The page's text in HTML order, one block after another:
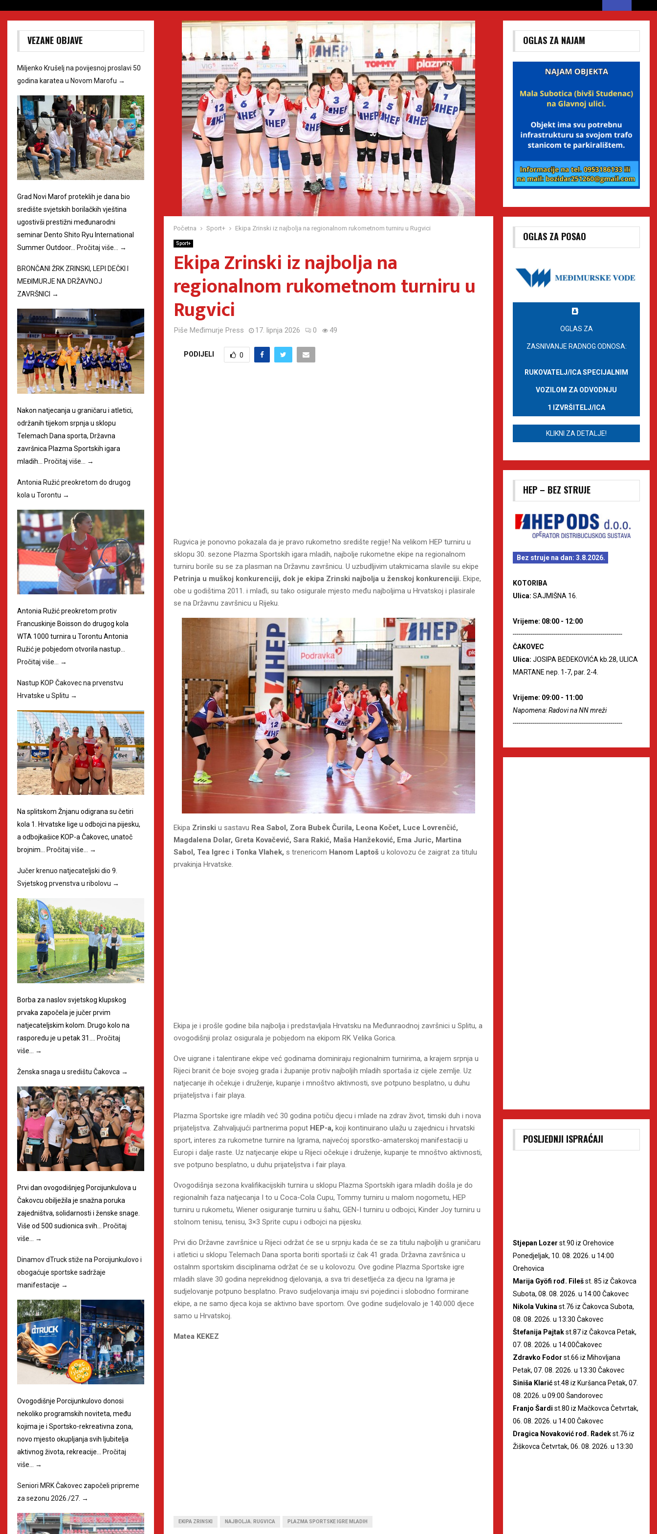
Početna Sport+ Ekipa Zrinski iz najbolja na regionalnom rukometnom turniru u Rugvici
Sport+
Ekipa Zrinski iz najbolja na
regionalnom rukometnom turniru u
Rugvici
Piše Međimurje Press 17. lipnja 2026 0 49
PODIJELI 0
Rugvica je ponovno pokazala da je pravo rukometno središte regije! Na velikom HEP turniru u
sklopu 30. sezone Plazma Sportskih igara mladih, najbolje rukometne ekipe na regionalnom
turniru borile su se za plasman na Državnu završnicu. U uzbudljivim utakmicama slavile su ekipe
Petrinja u muškoj konkurenciji, dok je ekipa Zrinski najbolja u ženskoj konkurenciji. Ekipe,
obe u godištima 2011. i mlađi, su tako osigurale mjesto među najboljima u Hrvatskoj i plasirale
se na Državnu završnicu u Rijeku.
Ekipa Zrinski u sastavu Rea Sabol, Zora Bubek Čurila, Leona Kočet, Luce Lovrenčić,
Magdalena Dolar, Greta Kovačević, Sara Rakić, Maša Hanžeković, Ema Juric, Martina
Sabol, Tea Igrec i Tonka Vlahek, s trenericom Hanom Laptoš u kolovozu će zaigrat za titulu
prvakinja Hrvatske.
Ekipa je i prošle godine bila najbolja i predstavljala Hrvatsku na Međunraodnoj završnici u Splitu, a
ovogodišnji prolaz osigurala je pobjedom na ekipom RK Velika Gorica.
Ove uigrane i talentirane ekipe već godinama dominiraju regionalnim turnirima, a krajem srpnja u
Rijeci branit će boje svojeg grada i županije protiv najboljih mladih sportaša iz cijele zemlje. Uz
natjecanje ih očekuje i druženje, kupanje i mnoštvo aktivnosti, sve potpuno besplatno, u duhu
prijateljstva i fair playa.
Plazma Sportske igre mladih već 30 godina potiču djecu i mlade na zdrav život, timski duh i nova
prijateljstva. Zahvaljujući partnerima poput HEP-a, koji kontinuirano ulažu u zajednicu i hrvatski
sport, interes za rukometne turnire na Igrama, najvećoj sporstko-amaterskoj manifestaciji u
Europi i dalje raste. Uz natjecanje ekipe u Rijeci očekuje i druženje, kupanje te mnoštvo aktivnosti,
sve potpuno besplatno, u duhu prijateljstva i fair playa.
Ovogodišnja sezona kvalifikacijskih turnira u sklopu Plazma Sportskih igara mladih došla je do
regionalnih faza natjecanja I to u Coca-Cola Cupu, Tommy turniru u malom nogometu, HEP
turniru u rukometu, Wiener osiguranje turniru u šahu, GEN-I turniru u odbojci, Kinder Joy turniru u
stolnom tenisu, tenisu, 3×3 Sprite cupu i odbojci na pijesku.
Prvi dio Državne završnice u Rijeci održat će se u srpnju kada će se za titulu najboljih u graničaru
i atletici u sklopu Telemach Dana sporta boriti sportaši iz čak 41 grada. Državna završnica u
ostalnm sportskim disciplinama održat će se u kolovozu. Ove godine Plazma Sportske igre
mladih slave 30 godina neprekidnog djelovanja, a sva tri desetljeća za djecu na Igrama je
sudjelovanje potpuno besplatno. Pravo sudjelovanja imaju svi pojedinci i slobodno formirane
ekipe, a ne samo djeca koja se aktivno bave sportom. Ove godine sudjelovalo je 140.000 djece
samo u Hrvatskoj.
Matea KEKEZ
EKIPA ZRINSKI NAJBOLJA. RUGVICA PLAZMA SPORTSKE IGRE MLADIH
VEZANE OBJAVE
Miljenko Krušelj na povijesnoj proslavi 50
godina karatea u Novom Marofu →
Grad Novi Marof proteklih je dana bio
središte svjetskih borilačkih vještina
ugostivši prestižni međunarodni
seminar Dento Shito Ryu International
Summer Outdoor… Pročitaj više… →
BRONČANI ŽRK ZRINSKI, LEPI DEČKI I
MEĐIMURJE NA DRŽAVNOJ
ZAVRŠNICI →
Nakon natjecanja u graničaru i atletici,
održanih tijekom srpnja u sklopu
Telemach Dana sporta, Državna
završnica Plazma Sportskih igara
mladih…
Pročitaj više… →
Antonia Ružić preokretom do drugog
kola u Torontu →
Antonia Ružić preokretom protiv
Francuskinje Boisson do drugog kola
WTA 1000 turnira u Torontu Antonia
Ružić je pobjedom otvorila nastup…
Pročitaj više…
→
Nastup KOP Čakovec na prvenstvu
Hrvatske u Splitu →
Na splitskom Žnjanu odigrana su četiri
kola 1. Hrvatske lige u odbojci na pijesku,
a odbojkašice KOP-a Čakovec, unatoč
brojnim… Pročitaj više… →
Jučer krenuo natjecateljski dio 9.
Svjetskog prvenstva u ribolovu →
Borba za naslov svjetskog klupskog
prvaka započela je jučer prvim
natjecateljskim kolom. Drugo kolo na
rasporedu je u petak 31.… Pročitaj
više…
→
Ženska snaga u središtu Čakovca →
Prvi dan ovogodišnjeg Porcijunkulova u
Čakovcu obilježila je snažna poruka
zajedništva, solidarnosti i ženske snage.
Više od 500 sudionica svih…
Pročitaj
više…
→
Dinamov dTruck stiže na Porcijunkulovo i
obogaćuje sportske sadržaje
manifestacije →
Ovogodišnje Porcijunkulovo donosi
nekoliko programskih noviteta, među
kojima je i Sportsko-rekreativna zona,
novo mjesto okupljanja svih ljubitelja
aktivnog života, rekreacije…
Pročitaj
više…
→
Seniori MRK Čakovec započeli pripreme
za sezonu 2026./27. →
OGLAS ZA NAJAM
OGLAS ZA POSAO
OGLAS ZA
ZASNIVANJE RADNOG ODNOSA:
RUKOVATELJ/ICA SPECIJALNIM
VOZILOM ZA ODVODNJU
1 IZVRŠITELJ/ICA
KLIKNI ZA DETALJE!
HEP – BEZ STRUJE
Bez struje na dan: 3.8.2026.
KOTORIBA
Ulica: SAJMIŠNA 16.
Vrijeme: 08:00 - 12:00
--------------------------------------------------------
ČAKOVEC
Ulica: JOSIPA BEDEKOVIĆA kb.28, ULICA
MARTANE nep. 1-7, par. 2-4.
Vrijeme: 09:00 - 11:00
Napomena: Radovi na NN mreži
--------------------------------------------------------
POSLJEDNJI ISPRAĆAJI
Stjepan Lozer st.90 iz Orehovice
Ponedjeljak, 10. 08. 2026. u 14:00
Orehovica
Marija Gyöfi rođ. Filešst. 85 iz Čakovca
Subota, 08. 08. 2026. u 14:00 Čakovec
Nikola Vukina st.76 iz Čakovca Subota,
08. 08. 2026. u 13:30 Čakovec
Štefanija Pajtakst.87 iz Čakovca Petak,
07. 08. 2026. u 14:00Čakovec
Zdravko Fodor st.66 iz Mihovljana
Petak, 07. 08. 2026. u 13:30 Čakovec
Siniša Klarićst.48 iz Kuršanca Petak, 07.
08. 2026. u 09:00 Šandorovec
Franjo Šardi st.80 iz Mačkovca Četvrtak,
06. 08. 2026. u 14:00 Čakovec
Dragica Novaković rođ. Radekst.76 iz
Žiškovca Četvrtak, 06. 08. 2026. u 13:30